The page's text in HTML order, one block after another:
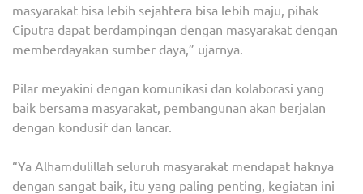
masyarakat bisa lebih sejahtera bisa lebih maju, pihak
Ciputra dapat berdampingan dengan masyarakat dengan
memberdayakan sumber daya,” ujarnya.
Pilar meyakini dengan komunikasi dan kolaborasi yang
baik bersama masyarakat, pembangunan akan berjalan
dengan kondusif dan lancar.
“Ya Alhamdulillah seluruh masyarakat mendapat haknya
dengan sangat baik, itu yang paling penting, kegiatan ini